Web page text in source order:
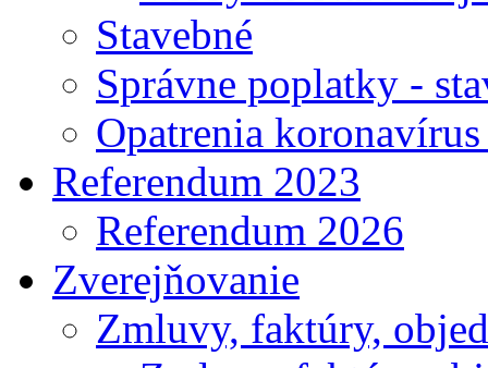
Stavebné
Správne poplatky -
Opatrenia
Referendum 2023
Referendum 2026
Zverejňovanie
Zmluvy, faktúry,